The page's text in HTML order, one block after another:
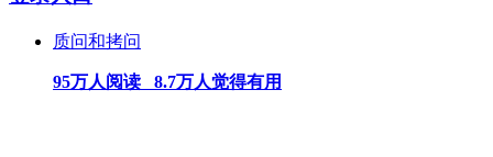
质问和拷问
95万人阅读 8.7万人觉得有用